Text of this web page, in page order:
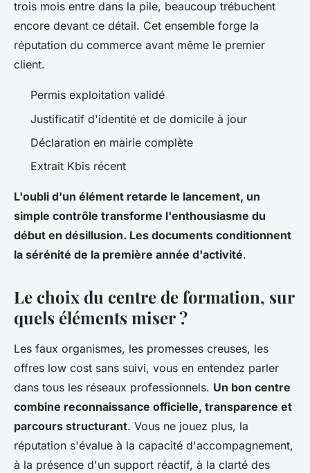
trois mois entre dans la pile, beaucoup trébuchent
encore devant ce détail. Cet ensemble forge la
réputation du commerce avant même le premier
client.
Permis exploitation validé
Justificatif d'identité et de domicile à jour
Déclaration en mairie complète
Extrait Kbis récent
L'oubli d'un élément retarde le lancement, un
simple contrôle transforme l'enthousiasme du
début en désillusion. Les documents conditionnent
la sérénité de la première année d'activité.
Le choix du centre de formation, sur
quels éléments miser ?
Les faux organismes, les promesses creuses, les
offres low cost sans suivi, vous en entendez parler
dans tous les réseaux professionnels. Un bon centre
combine reconnaissance officielle, transparence et
parcours structurant. Vous ne jouez plus, la
réputation s'évalue à la capacité d'accompagnement,
à la présence d'un support réactif, à la clarté des